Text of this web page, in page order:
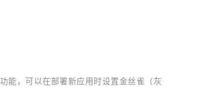
能，可以在部署新应用时设置金丝雀（灰